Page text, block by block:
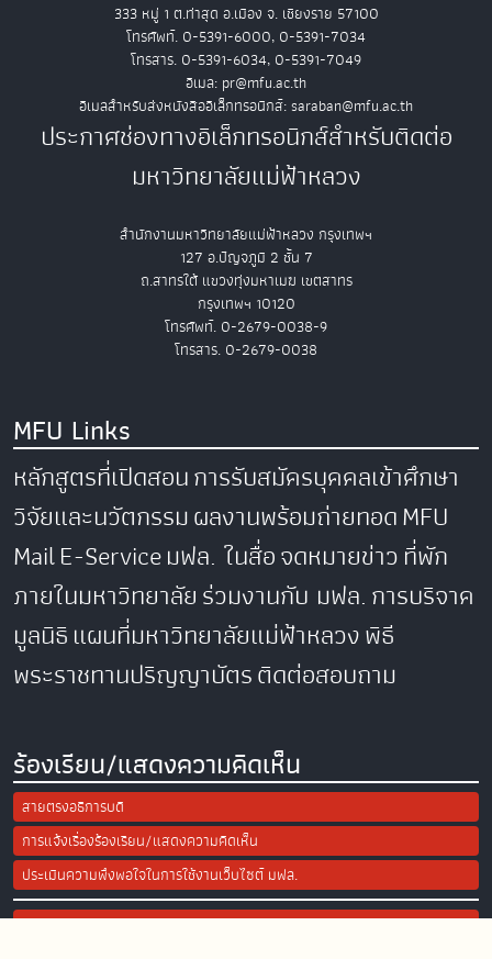
333 หมู่ 1 ต.ท่าสุด อ.เมือง จ. เชียงราย 57100
โทรศัพท์. 0-5391-6000, 0-5391-7034
โทรสาร. 0-5391-6034, 0-5391-7049
อีเมล: pr@mfu.ac.th
อีเมลสำหรับส่งหนังสืออิเล็กทรอนิกส์: saraban@mfu.ac.th
ประกาศช่องทางอิเล็กทรอนิกส์สำหรับติดต่อ
มหาวิทยาลัยแม่ฟ้าหลวง
สำนักงานมหาวิทยาลัยแม่ฟ้าหลวง กรุงเทพฯ
127 อ.ปัญจภูมิ 2 ชั้น 7
ถ.สาทรใต้ แขวงทุ่งมหาเมฆ เขตสาทร
กรุงเทพฯ 10120
โทรศัพท์. 0-2679-0038-9
โทรสาร. 0-2679-0038
MFU Links
หลักสูตรที่เปิดสอนการรับสมัครบุคคลเข้าศึกษา
วิจัยและนวัตกรรมผลงานพร้อมถ่ายทอดMFU
MailE-Serviceมฟล. ในสื่อจดหมายข่าวที่พัก
ภายในมหาวิทยาลัยร่วมงานกับ มฟล.การบริจาค
มูลนิธิแผนที่มหาวิทยาลัยแม่ฟ้าหลวงพิธี
พระราชทานปริญญาบัตรติดต่อสอบถาม
ร้องเรียน/แสดงความคิดเห็น
สายตรงอธิการบดี
การแจ้งเรื่องร้องเรียน/แสดงความคิดเห็น
ประเมินความพึงพอใจในการใช้งานเว็บไซต์ มฟล.
Site Map